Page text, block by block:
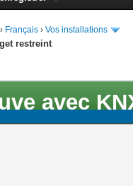
› Français › Vos installations
restreint
avec